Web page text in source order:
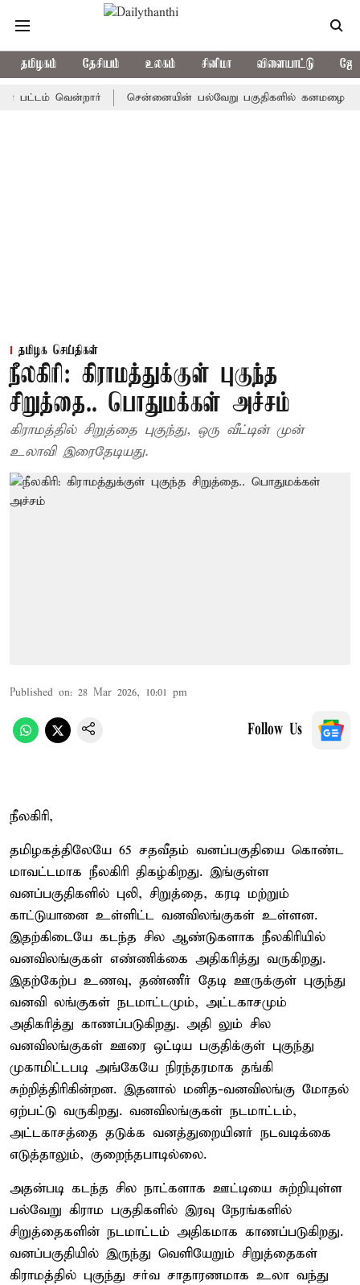
தமிழகம் தேசியம் உலகம் சினிமா விளையாட்டு
வென்றார் சென்னையின் பல்வேறு பகுதிகளில் கனமழை
தமிழக செய்திகள்
நீலகிரி: கிராமத்துக்குள் புகுந்த
சிறுத்தை.. பொதுமக்கள் அச்சம்
கிராமத்தில் சிறுத்தை புகுந்து, ஒரு வீட்டின் முன்
உலாவி இரைதேடியது.
Published on: 28 Mar 2026, 10:01 pm
Follow Us
நீலகிரி,
தமிழகத்திலேயே 65 சதவீதம் வனப்பகுதியை கொண்ட
மாவட்டமாக நீலகிரி திகழ்கிறது. இங்குள்ள
வனப்பகுதிகளில் புலி, சிறுத்தை, கரடி மற்றும்
காட்டுயானை உள்ளிட்ட வனவிலங்குகள் உள்ளன.
இதற்கிடையே கடந்த சில ஆண்டுகளாக நீலகிரியில்
வனவிலங்குகள் எண்ணிக்கை அதிகரித்து வருகிறது.
இதற்கேற்ப உணவு, தண்ணீர் தேடி ஊருக்குள் புகுந்து
வனவி லங்குகள் நடமாட்டமும், அட்டகாசமும்
அதிகரித்து காணப்படுகிறது. அதி லும் சில
வனவிலங்குகள் ஊரை ஒட்டிய பகுதிக்குள் புகுந்து
முகாமிட்டபடி அங்கேயே நிரந்தரமாக தங்கி
சுற்றித்திரிகின்றன. இதனால் மனித-வனவிலங்கு மோதல்
ஏற்பட்டு வருகிறது. வனவிலங்குகள் நடமாட்டம்,
அட்டகாசத்தை தடுக்க வனத்துறையினர் நடவடிக்கை
எடுத்தாலும், குறைந்தபாடில்லை.
அதன்படி கடந்த சில நாட்களாக ஊட்டியை சுற்றியுள்ள
பல்வேறு கிராம பகுதிகளில் இரவு நேரங்களில்
சிறுத்தைகளின் நடமாட்டம் அதிகமாக காணப்படுகிறது.
வனப்பகுதியில் இருந்து வெளியேறும் சிறுத்தைகள்
கிராமத்தில் புகுந்து சர்வ சாதாரணமாக உலா வந்து